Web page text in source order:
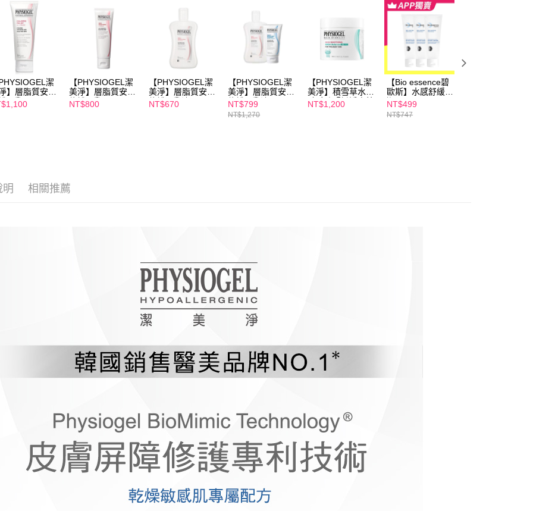
即時審查核予不同之上限額度；若仍有額度不足之情形，本公司將視審查
結果請求用戶進行身份認證。
５．嚴禁一人註冊多個帳號或使用他人資訊註冊。若發現惡意使用之情
形，恩沛科技股份有限公司將有權停止該用戶之使用額度並採取法律行
離島配送
每筆NT$150，滿NT$1,500(含以上)免運費
PHYSIOGEL潔
】層脂質安撫
AI乳霜100ml
【PHYSIOGEL潔
美淨】層脂質安撫
修護AI乳霜50ml
NT$800
【PHYSIOGEL潔
美淨】層脂質安撫
修護AI乳液 100ml
NT$670
【PHYSIOGEL潔
美淨】層脂質安撫
修護AI乳液
100ml+層脂質保濕
乳霜 75ml
NT$799
NT$1,270
【PHYSIOGEL潔
美淨】積雪草水楊
酸毛孔緊緻淨膚棉
70片
NT$1,200
【Bio essence碧
歐斯】水感舒緩B5
潔面霜(100g)x3
NT$499
NT$747
明 相關推薦